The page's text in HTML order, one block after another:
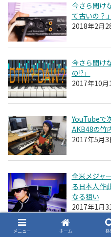
今さら聞け
て古いの？」
2018年2月
今さら聞け
の!?」
2017年10月
YouTubeで
AKB48の竹
2017年5月3
全米メジャ
る日本人作
なる狙い
2017年1月
メニュー ホーム 検